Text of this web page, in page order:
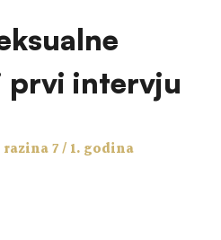
prvi intervju
razina 7 / 1. godina